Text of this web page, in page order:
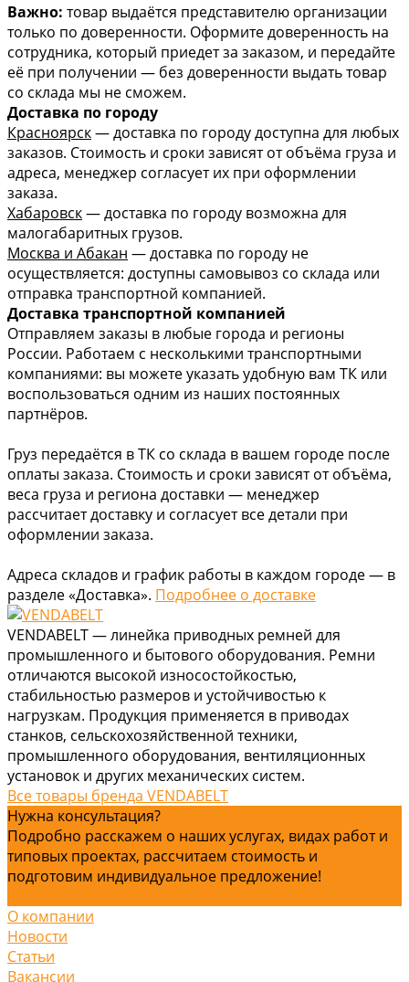
Важно: товар выдаётся представителю организации
только по доверенности. Оформите доверенность на
сотрудника, который приедет за заказом, и передайте
её при получении — без доверенности выдать товар
со склада мы не сможем.
Доставка по городу
Красноярск— доставка по городу доступна для любых
заказов. Стоимость и сроки зависят от объёма груза и
адреса, менеджер согласует их при оформлении
заказа.
Хабаровск— доставка по городу возможна для
малогабаритных грузов.
Москва и Абакан — доставка по городу не
осуществляется: доступны самовывоз со склада или
отправка транспортной компанией.
Доставка транспортной компанией
Отправляем заказы в любые города и регионы
России. Работаем с несколькими транспортными
компаниями: вы можете указать удобную вам ТК или
воспользоваться одним из наших постоянных
партнёров.
Груз передаётся в ТК со склада в вашем городе после
оплаты заказа. Стоимость и сроки зависят от объёма,
веса груза и региона доставки — менеджер
рассчитает доставку и согласует все детали при
оформлении заказа.
Адреса складов и график работы в каждом городе — в
разделе «Доставка». Подробнее о доставке
VENDABELT — линейка приводных ремней для
промышленного и бытового оборудования. Ремни
отличаются высокой износостойкостью,
стабильностью размеров и устойчивостью к
нагрузкам. Продукция применяется в приводах
станков, сельскохозяйственной техники,
промышленного оборудования, вентиляционных
установок и других механических систем.
Все товары бренда VENDABELT
Нужна консультация?
Подробно расскажем о наших услугах, видах работ и
типовых проектах, рассчитаем стоимость и
подготовим индивидуальное предложение!
О компании
Новости
Статьи
Вакансии